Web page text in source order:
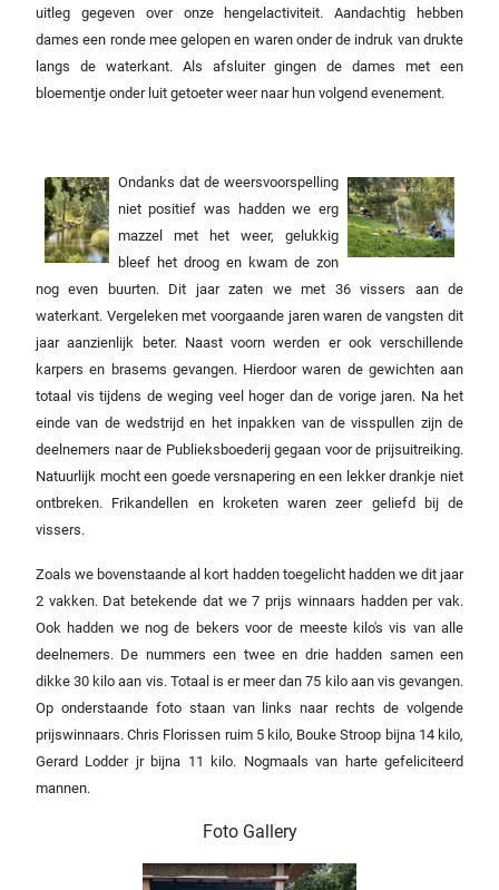
uitleg gegeven over onze hengelactiviteit. Aandachtig hebben
dames een ronde mee gelopen en waren onder de indruk van drukte
langs de waterkant. Als afsluiter gingen de dames met een
bloementje onder luit getoeter weer naar hun volgend evenement.
Ondanks dat de weersvoorspelling
niet positief was hadden we erg
mazzel met het weer, gelukkig
bleef het droog en kwam de zon
nog even buurten. Dit jaar zaten we met 36 vissers aan de
waterkant. Vergeleken met voorgaande jaren waren de vangsten dit
jaar aanzienlijk beter. Naast voorn werden er ook verschillende
karpers en brasems gevangen. Hierdoor waren de gewichten aan
totaal vis tijdens de weging veel hoger dan de vorige jaren. Na het
einde van de wedstrijd en het inpakken van de visspullen zijn de
deelnemers naar de Publieksboederij gegaan voor de prijsuitreiking.
Natuurlijk mocht een goede versnapering en een lekker drankje niet
ontbreken. Frikandellen en kroketen waren zeer geliefd bij de
vissers.
Zoals we bovenstaande al kort hadden toegelicht hadden we dit jaar
2 vakken. Dat betekende dat we 7 prijs winnaars hadden per vak.
Ook hadden we nog de bekers voor de meeste kilo's vis van alle
deelnemers. De nummers een twee en drie hadden samen een
dikke 30 kilo aan vis. Totaal is er meer dan 75 kilo aan vis gevangen.
Op onderstaande foto staan van links naar rechts de volgende
prijswinnaars. Chris Florissen ruim 5 kilo, Bouke Stroop bijna 14 kilo,
Gerard Lodder jr bijna 11 kilo. Nogmaals van harte gefeliciteerd
mannen.
Foto Gallery